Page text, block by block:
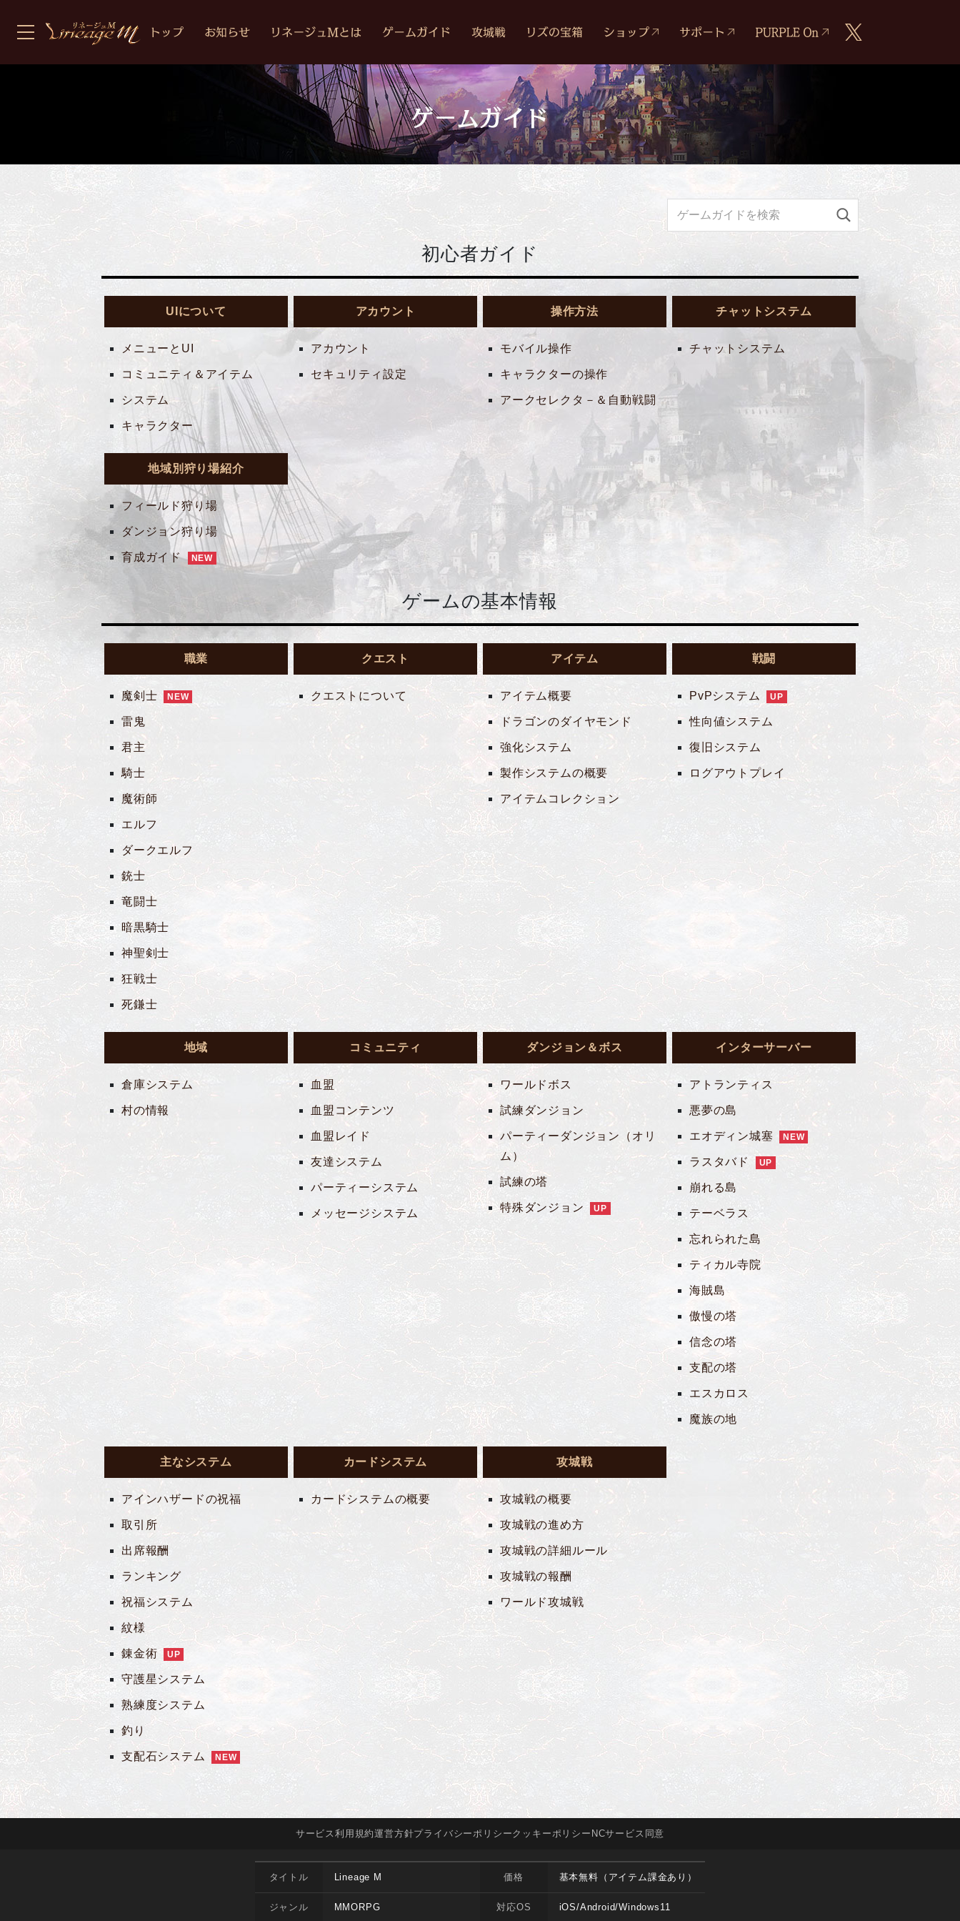
初心者ガイド
UIについて
メニューとUI
コミュニティ＆アイテム
システム
キャラクター
アカウント
アカウント
セキュリティ設定
操作方法
モバイル操作
キャラクターの操作
アークセレクタ－＆自動戦闘
チャットシステム
チャットシステム
地域別狩り場紹介
フィールド狩り場
ダンジョン狩り場
育成ガイド NEW
ゲームの基本情報
職業
魔剣士 NEW
雷鬼
君主
騎士
魔術師
エルフ
ダークエルフ
銃士
竜闘士
暗黒騎士
神聖剣士
狂戦士
死鎌士
クエスト
クエストについて
アイテム
アイテム概要
ドラゴンのダイヤモンド
強化システム
製作システムの概要
アイテムコレクション
戦闘
PvPシステム UP
性向値システム
復旧システム
ログアウトプレイ
地域
倉庫システム
村の情報
コミュニティ
血盟
血盟コンテンツ
血盟レイド
友達システム
パーティーシステム
メッセージシステム
ダンジョン＆ボス
ワールドボス
試練ダンジョン
パーティーダンジョン（オリ
ム）
試練の塔
特殊ダンジョン UP
インターサーバー
アトランティス
悪夢の島
エオディン城塞 NEW
ラスタバド UP
崩れる島
テーベラス
忘れられた島
ティカル寺院
海賊島
傲慢の塔
信念の塔
支配の塔
エスカロス
魔族の地
主なシステム
アインハザードの祝福
取引所
出席報酬
ランキング
祝福システム
紋様
錬金術 UP
守護星システム
熟練度システム
釣り
支配石システム NEW
カードシステム
カードシステムの概要
攻城戦
攻城戦の概要
攻城戦の進め方
攻城戦の詳細ルール
攻城戦の報酬
ワールド攻城戦
サービス利用規約運営方針プライバシーポリシークッキーポリシー NCサービス 同意
タイトル Lineage M
ジャンル MMORPG
価格 基本無料（アイテム課金あり）
対応OS iOS/Android/Windows11